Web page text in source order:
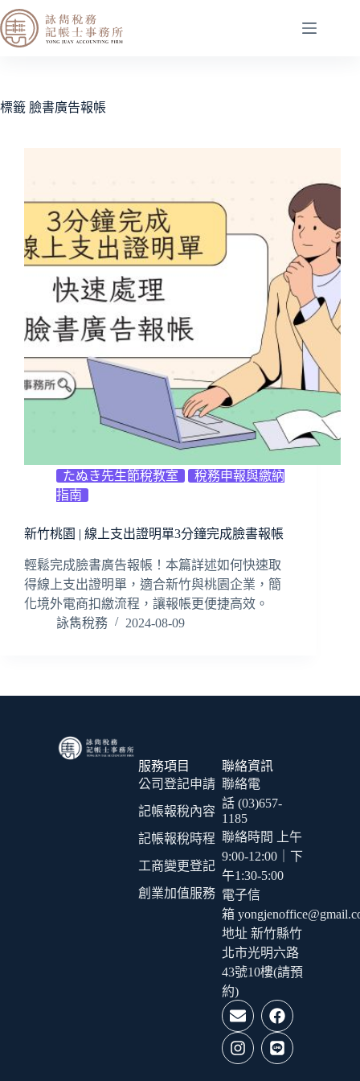
標籤 臉書廣告報帳
たぬき先生節稅教室
稅務申報與繳納
指南
新竹桃園 | 線上支出證明單3分鐘完成臉書報帳
輕鬆完成臉書廣告報帳！本篇詳述如何快速取
得線上支出證明單，適合新竹與桃園企業，簡
化境外電商扣繳流程，讓報帳更便捷高效。
詠雋稅務
2024-08-09
服務項目
公司登記申請
記帳報稅內容
記帳報稅時程
工商變更登記
創業加值服務
聯絡資訊
聯絡電
話 (03)657-
1185
聯絡時間 上午
9:00-12:00｜下
午1:30-5:00
電子信
箱
地址 新竹縣竹
北市光明六路
43號10樓(請預
約)